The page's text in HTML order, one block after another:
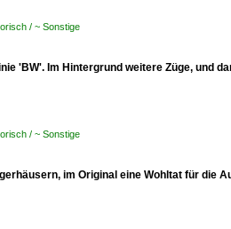
/ ~ Sonstige
'BW'. Im Hintergrund weitere Züge, und
/ ~ Sonstige
im Original eine Wohltat für die